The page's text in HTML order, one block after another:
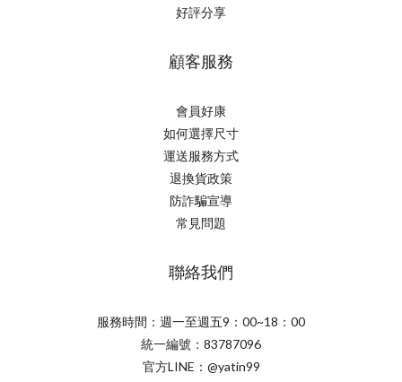
好評分享
顧客服務
會員好康
如何選擇尺寸
運送服務方式
退換貨政策
防詐騙宣導
常見問題
聯絡我們
服務時間：週一至週五9：00~18：00
統一編號：83787096
官方LINE：@yatin99